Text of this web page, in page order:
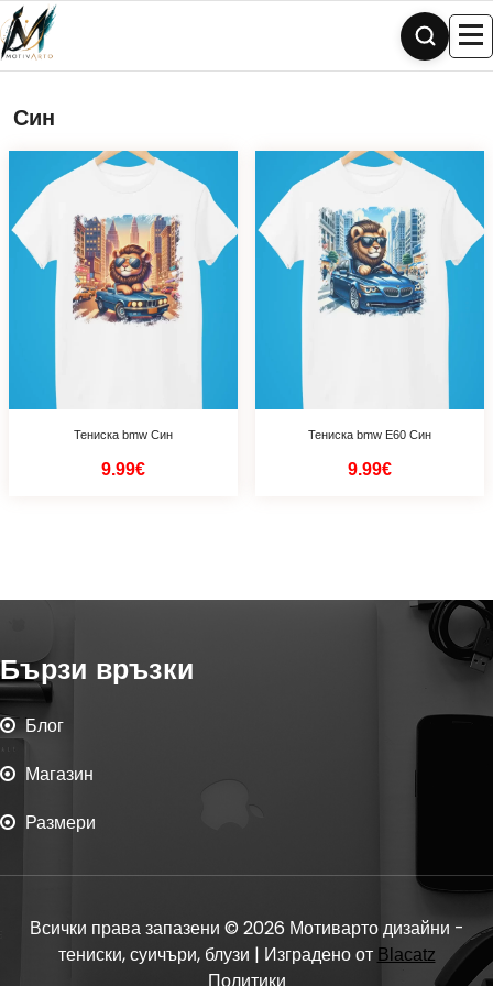
Skip
to
content
Син
Тениска bmw Син
9.99€
Тениска bmw Е60 Син
9.99€
Бързи връзки
Блог
Магазин
Размери
Всички права запазени © 2026 Мотиварто дизайни -
тениски, суичъри, блузи | Изградено от Blacatz
Политики